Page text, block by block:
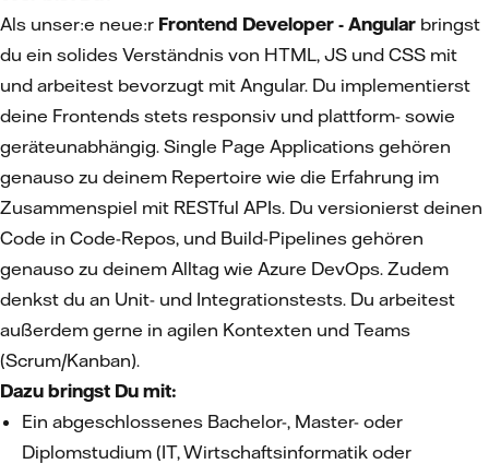
Als unser:e neue:r Frontend Developer - Angular bringst
du ein solides Verständnis von HTML, JS und CSS mit
und arbeitest bevorzugt mit Angular. Du implementierst
deine Frontends stets responsiv und plattform- sowie
geräteunabhängig. Single Page Applications gehören
genauso zu deinem Repertoire wie die Erfahrung im
Zusammenspiel mit RESTful APIs. Du versionierst deinen
Code in Code-Repos, und Build-Pipelines gehören
genauso zu deinem Alltag wie Azure DevOps. Zudem
denkst du an Unit- und Integrationstests. Du arbeitest
außerdem gerne in agilen Kontexten und Teams
(Scrum/Kanban).
Dazu bringst Du mit:
Ein abgeschlossenes Bachelor-, Master- oder
Diplomstudium (IT, Wirtschaftsinformatik oder